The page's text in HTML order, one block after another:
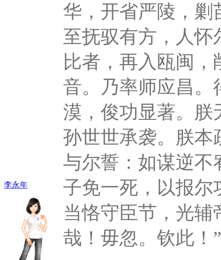
李永年
华，开省严陵，剿
至抚驭有方，人怀
比者，再入瓯闽
音。乃率师应昌。
漠，俊功显著。朕
孙世世承袭。朕本
与尔誓：如谋逆不
子免一死，以报尔
当恪守臣节，光
哉！毋忽。钦此！”